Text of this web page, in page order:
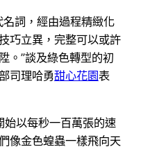
詞，經由過程精緻化
巧立異，完整可以或許
。”談及綠色轉型的初
司理哈勇甜心花園表
以每秒一百萬張的速
像金色蝗蟲一樣飛向天